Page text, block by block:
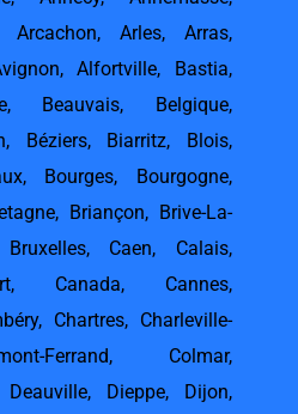
Arcachon, Arles, Arras,
,Alfortville, Bastia,
, Beauvais, Belgique,
, Béziers, Biarritz, Blois,
, Bourges, Bourgogne,
, Briançon, Brive-La-
Bruxelles, Caen, Calais,
, Canada, Cannes,
, Chartres, Charleville-
Ferrand, Colmar,
Deauville, Dieppe, Dijon,